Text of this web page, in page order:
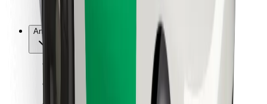
Annet
Vilkår og betingelser